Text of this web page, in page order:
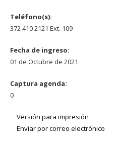
Teléfono(s):
372 410 2121 Ext. 109
Fecha de ingreso:
01 de Octubre de 2021
Captura agenda:
0
Versión para impresión
Enviar por correo electrónico